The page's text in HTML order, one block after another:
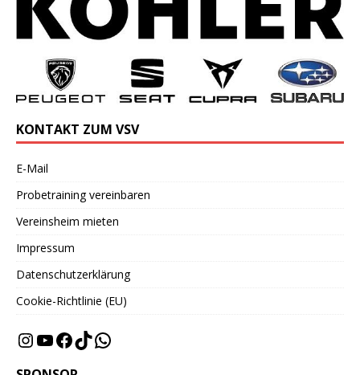
KONTAKT ZUM VSV
E-Mail
Probetraining vereinbaren
Vereinsheim mieten
Impressum
Datenschutzerklärung
Cookie-Richtlinie (EU)